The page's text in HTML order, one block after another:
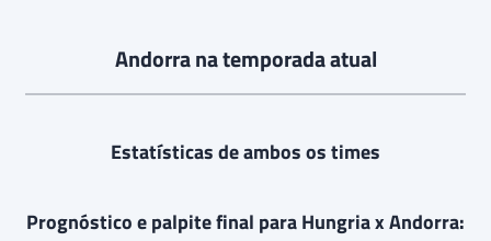
Andorra na temporada atual
Estatísticas de ambos os times
Prognóstico e palpite final para Hungria x Andorra: